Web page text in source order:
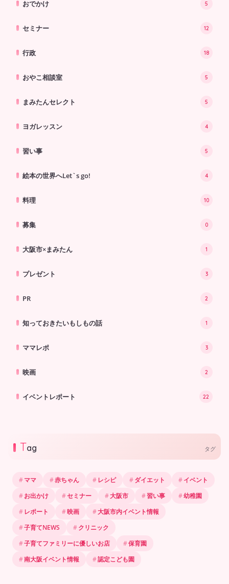
おでかけ 5
セミナー 12
行政 18
おやこ相談室 5
まみたんセレクト 5
ヨガレッスン 4
習い事 5
絵本の世界へLet`s go! 4
料理 10
募集 0
大阪市×まみたん 1
プレゼント 3
PR 2
知っておきたいもしもの話 1
ママレポ 3
映画 2
イベントレポート 22
Tag タグ
ママ 赤ちゃん レシピ ダイエット
イベント
お出かけ
セミナー 大阪市 習い事
幼稚園
レポート
映画
大阪市内イベント情報
子育てNEWS
クリニック
子育てファミリーに優しいお店
保育園
南大阪イベント情報
認定こども園